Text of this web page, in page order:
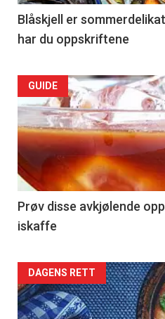
Right
Blåskjell er
har du oppskriftene
Articler
-
section
39
Left
GUIDE
Prøv disse avkjølende
iskaffe
Articler
-
DAGENS RETT